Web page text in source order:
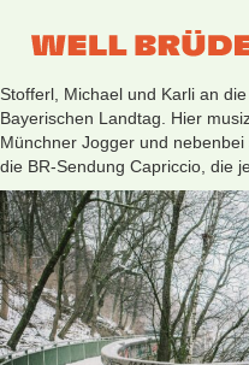
Stofferl, Michael und Karli an
Bayerischen Landtag. Hier
Münchner Jogger und
die BR-Sendung Capriccio, die